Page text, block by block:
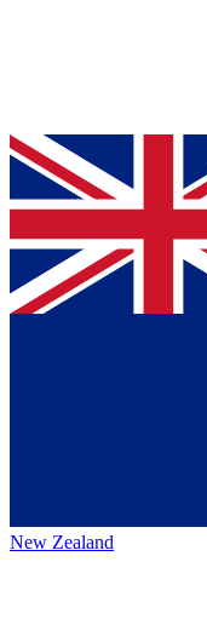
New Zealand